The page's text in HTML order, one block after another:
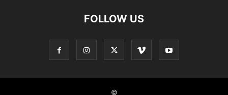
FOLLOW US
©